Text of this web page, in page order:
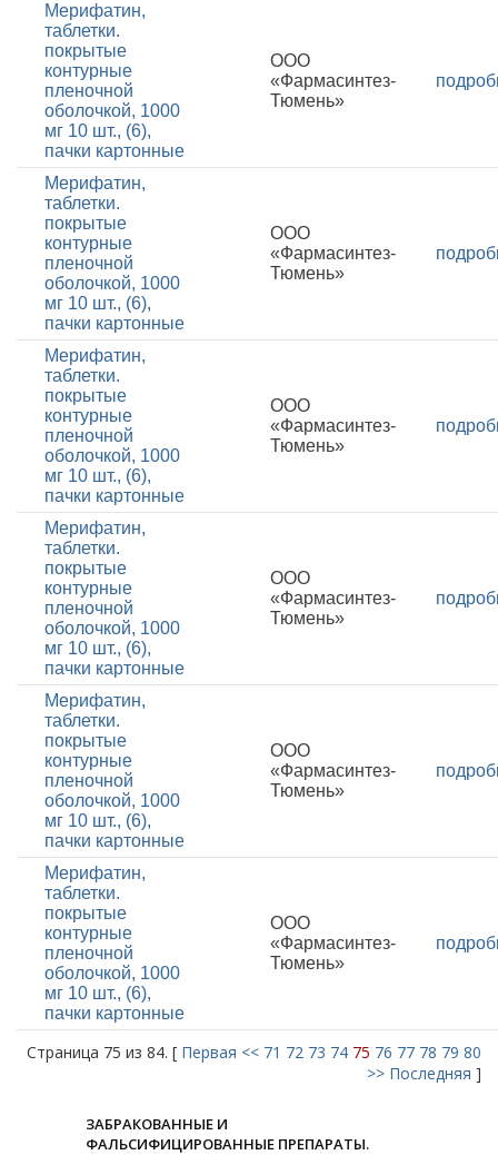
Мерифатин,
таблетки.
покрытые
контурные
пленочной
оболочкой, 1000
мг 10 шт., (6),
пачки картонные
ООО
«Фармасинтез-
Тюмень»
Мерифатин,
таблетки.
покрытые
контурные
пленочной
оболочкой, 1000
мг 10 шт., (6),
пачки картонные
ООО
«Фармасинтез-
Тюмень»
Мерифатин,
таблетки.
покрытые
контурные
пленочной
оболочкой, 1000
мг 10 шт., (6),
пачки картонные
ООО
«Фармасинтез-
Тюмень»
Мерифатин,
таблетки.
покрытые
контурные
пленочной
оболочкой, 1000
мг 10 шт., (6),
пачки картонные
ООО
«Фармасинтез-
Тюмень»
Мерифатин,
таблетки.
покрытые
контурные
пленочной
оболочкой, 1000
мг 10 шт., (6),
пачки картонные
ООО
«Фармасинтез-
Тюмень»
Мерифатин,
таблетки.
покрытые
контурные
пленочной
оболочкой, 1000
мг 10 шт., (6),
пачки картонные
ООО
«Фармасинтез-
Тюмень»
Страница 75 из 84. [ Первая << 71 72 73 74 75 76 77 78 79 80
>> Последняя ]
ЗАБРАКОВАННЫЕ И
ФАЛЬСИФИЦИРОВАННЫЕ ПРЕПАРАТЫ.